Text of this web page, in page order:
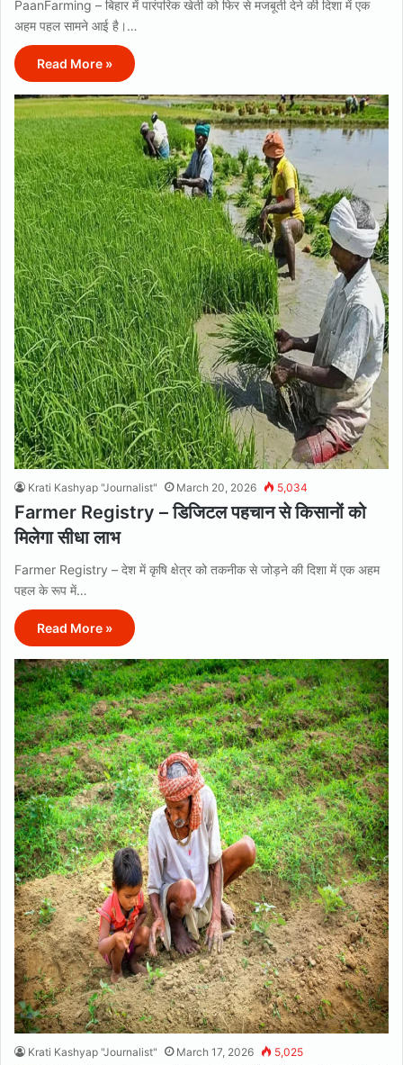
PaanFarming – बिहार में पारंपरिक खेती को फिर से मजबूती देने की दिशा में एक
अहम पहल सामने आई है।…
Read More »
Krati Kashyap "Journalist" March 20, 2026 5,034
Farmer Registry – डिजिटल पहचान से किसानों को
मिलेगा सीधा लाभ
Farmer Registry – देश में कृषि क्षेत्र को तकनीक से जोड़ने की दिशा में एक अहम
पहल के रूप में…
Read More »
Krati Kashyap "Journalist" March 17, 2026 5,025